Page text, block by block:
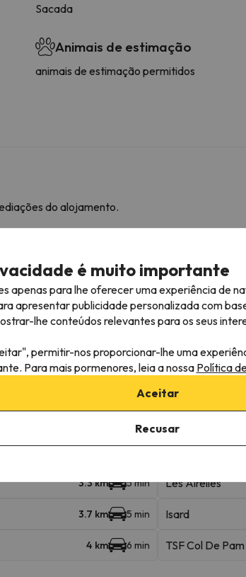
Sacada
Animais de estimação
animais de estimação permitidos
do alojamento.
consultar as suas condições, é essencial que
3.3 km 5 min Les Airelles
3.7 km 5 min Isard
4 km 6 min TSF Col De Pam
é muito importante
apenas para lhe oferecer uma experiência de
apresentar publicidade personalizada com
lhe conteúdos relevantes para os seus
permitir-nos proporcionar-lhe uma
Para mais pormenores, leia a nossa Política
Aceitar
Recusar